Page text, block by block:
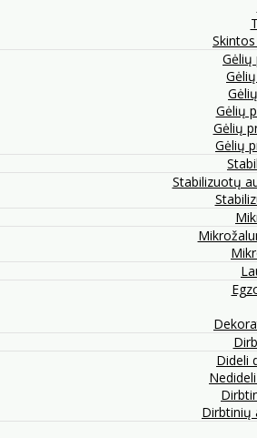
Gėlių
Gėlių
Gėlių
Gėlių
Stabilizuotų
Dideli
Dirbtinių